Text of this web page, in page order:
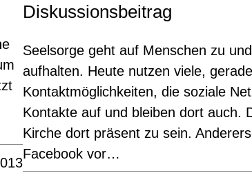
Diskussionsbeitrag
Seelsorge geht auf Menschen zu
aufhalten. Heute nutzen viele,
Kontaktmöglichkeiten, die soziale
Kontakte auf und bleiben dort auch.
Kirche dort präsent zu sein.
Facebook vor…